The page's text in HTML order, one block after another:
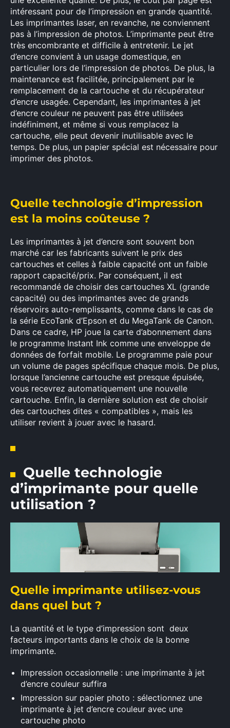
intéressant pour de l’impression en grande quantité.
Les imprimantes laser, en revanche, ne conviennent
pas à l’impression de photos. L’imprimante peut être
très encombrante et difficile à entretenir. Le jet
d’encre convient à un usage domestique, en
particulier lors de l’impression de photos. De plus, la
maintenance est facilitée, principalement par le
remplacement de la cartouche et du récupérateur
d’encre usagée. Cependant, les imprimantes à jet
d’encre couleur ne peuvent pas être utilisées
indéfiniment, et même si vous remplacez la
cartouche, elle peut devenir inutilisable avec le
temps. De plus, un papier spécial est nécessaire pour
imprimer des photos.
Quelle technologie d’impression
est la moins coûteuse ?
Les imprimantes à jet d’encre sont souvent bon
marché car les fabricants suivent le prix des
cartouches et celles à faible capacité ont un faible
rapport capacité/prix. Par conséquent, il est
recommandé de choisir des cartouches XL (grande
capacité) ou des imprimantes avec de grands
réservoirs auto-remplissants, comme dans le cas de
la série EcoTank d’Epson et du MegaTank de Canon.
Dans ce cadre, HP joue la carte d’abonnement dans
le programme Instant Ink comme une enveloppe de
données de forfait mobile. Le programme paie pour
un volume de pages spécifique chaque mois. De plus,
lorsque l’ancienne cartouche est presque épuisée,
vous recevrez automatiquement une nouvelle
cartouche. Enfin, la dernière solution est de choisir
des cartouches dites « compatibles », mais les
utiliser revient à jouer avec le hasard.
Quelle technologie
d’imprimante pour quelle
utilisation ?
Quelle imprimante utilisez-vous
dans quel but ?
La quantité et le type d’impression sont deux
facteurs importants dans le choix de la bonne
imprimante.
Impression occasionnelle : une imprimante à jet
d’encre couleur suffira
Impression sur papier photo : sélectionnez une
imprimante à jet d’encre couleur avec une
cartouche photo